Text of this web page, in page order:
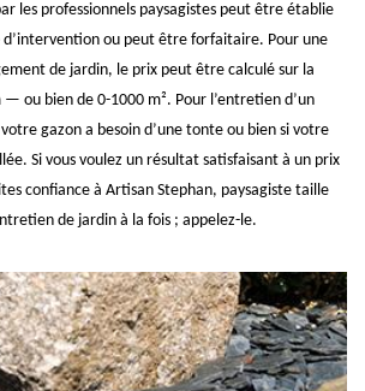
les professionnels paysagistes peut être établie
ou peut être forfaitaire. Pour une
de jardin, le prix peut être calculé sur la
ou bien de 0-1000 m². Pour l’entretien d’un
gazon a besoin d’une tonte ou bien si votre
Si vous voulez un résultat satisfaisant à un prix
confiance à Artisan Stephan, paysagiste taille
de jardin à la fois ; appelez-le.